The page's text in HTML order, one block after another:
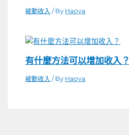
被動收入 / By Haoya
有什麼方法可以增加收入？
被動收入 / By Haoya